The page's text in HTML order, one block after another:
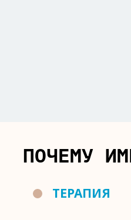
ПОЧЕМУ
ТЕРАПИЯ